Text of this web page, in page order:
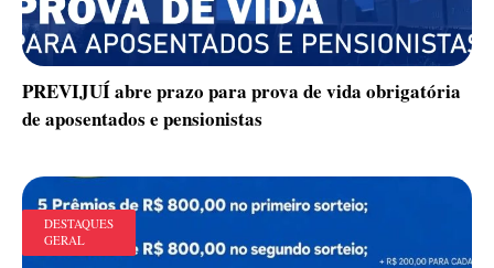
PREVIJUÍ abre prazo para prova de vida obrigatória
de aposentados e pensionistas
DESTAQUES
GERAL